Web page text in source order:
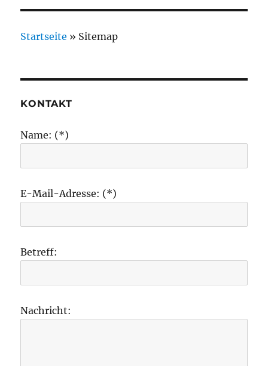
Startseite » Sitemap
KONTAKT
Name: (*)
E-Mail-Adresse: (*)
Betreff:
Nachricht: